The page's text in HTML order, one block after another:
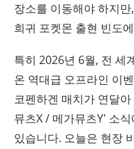
장소를 이동해야 하지
희귀 포켓몬 출현 빈도
특히 2026년 6월, 전 세
온 역대급 오프라인 이
코펜하겐 매치가 연달
뮤츠X / 메가뮤츠Y' 소
있습니다. 오늘은 현장